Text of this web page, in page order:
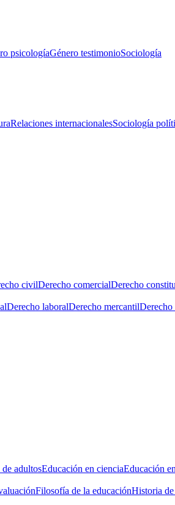
psicologíaGénero testimonioSociología
Relaciones internacionalesSociología
civilDerecho comercialDerecho
Derecho laboralDerecho mercantilDerecho
adultosEducación en cienciaEducación
Filosofía de la educaciónHistoria de